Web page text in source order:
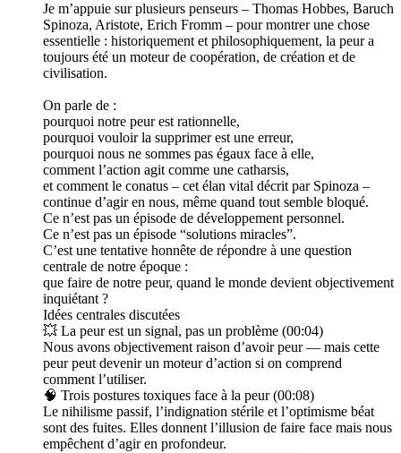
Je m’appuie sur plusieurs penseurs – Thomas Hobbes, Baruch
Spinoza, Aristote, Erich Fromm – pour montrer une chose
essentielle : historiquement et philosophiquement, la peur a
toujours été un moteur de coopération, de création et de
civilisation.
On parle de :
pourquoi notre peur est rationnelle,
pourquoi vouloir la supprimer est une erreur,
pourquoi nous ne sommes pas égaux face à elle,
comment l’action agit comme une catharsis,
et comment le conatus – cet élan vital décrit par Spinoza –
continue d’agir en nous, même quand tout semble bloqué.
Ce n’est pas un épisode de développement personnel.
Ce n’est pas un épisode “solutions miracles”.
C’est une tentative honnête de répondre à une question
centrale de notre époque :
que faire de notre peur, quand le monde devient objectivement
inquiétant ?
Idées centrales discutées
💥 La peur est un signal, pas un problème (00:04)
Nous avons objectivement raison d’avoir peur — mais cette
peur peut devenir un moteur d’action si on comprend
comment l’utiliser.
🧠 Trois postures toxiques face à la peur (00:08)
Le nihilisme passif, l’indignation stérile et l’optimisme béat
sont des fuites. Elles donnent l’illusion de faire face mais nous
empêchent d’agir en profondeur.